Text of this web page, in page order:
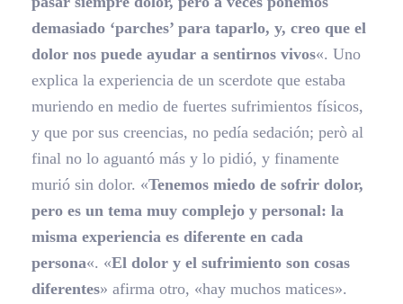
demasiado ‘parches’ para taparlo, y, creo que el
dolor nos puede ayudar a sentirnos vivos«. Uno
explica la experiencia de un scerdote que estaba
muriendo en medio de fuertes sufrimientos físicos,
y que por sus creencias, no pedía sedación; però al
final no lo aguantó más y lo pidió, y finamente
murió sin dolor. «Tenemos miedo de sofrir dolor,
pero es un tema muy complejo y personal: la
misma experiencia es diferente en cada
persona«. «El dolor y el sufrimiento son cosas
diferentes» afirma otro, «hay muchos matices».